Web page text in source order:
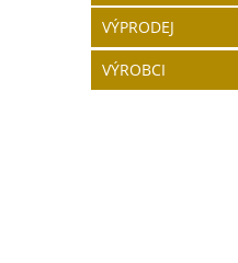
VÝPRODEJ
VÝROBCI